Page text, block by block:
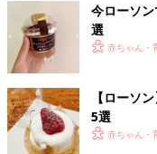
今ローソ
選
赤ちゃん・
【ローソ
5選
赤ちゃん・